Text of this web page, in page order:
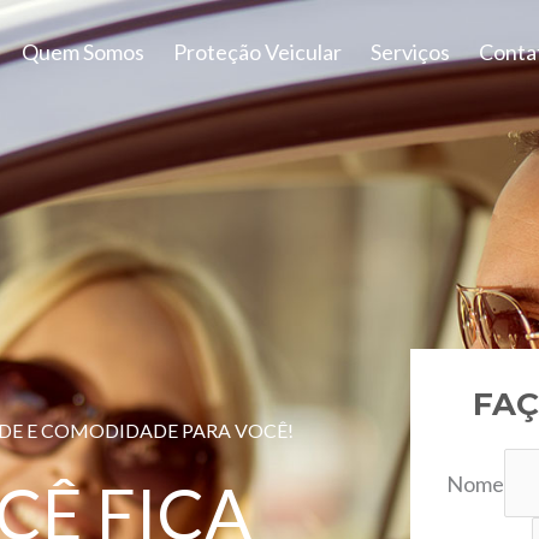
Quem Somos Proteção Veicular Serviços
E COMODIDADE PARA VOCÊ!
FICA
Nome